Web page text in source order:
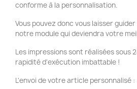
conforme à la personnalisation.
Vous pouvez donc vous laisser
notre module qui deviendra votre
Les impressions sont réalisées sous
rapidité d'exécution imbattable !
L'envoi de votre article personnalisé :